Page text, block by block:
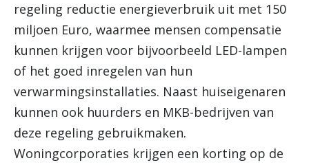
regeling reductie energieverbruik uit met 150
miljoen Euro, waarmee mensen compensatie
kunnen krijgen voor bijvoorbeeld LED-lampen
of het goed inregelen van hun
verwarmingsinstallaties. Naast huiseigenaren
kunnen ook huurders en MKB-bedrijven van
deze regeling gebruikmaken.
Woningcorporaties krijgen een korting op de